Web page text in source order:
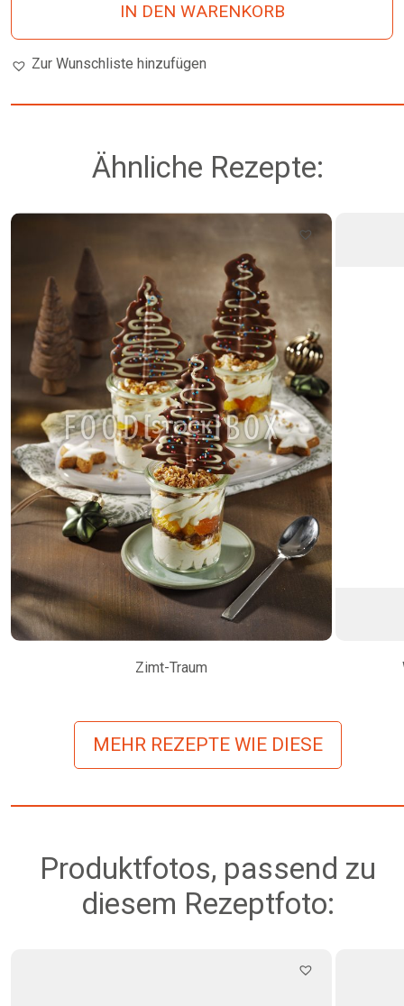
IN DEN WARENKORB
Zur Wunschliste hinzufügen
Ähnliche Rezepte:
Zimt-Traum
MEHR REZEPTE WIE DIESE
Produktfotos, passend zu
diesem Rezeptfoto: